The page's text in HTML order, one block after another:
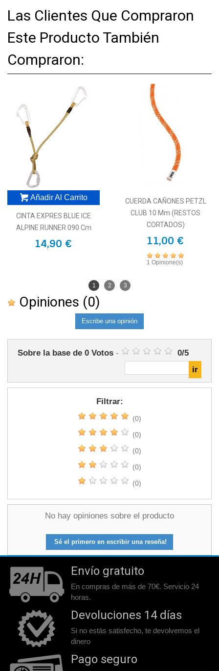
Las Clientes Que Compraron
Este Producto También
Compraron:
Añadir Al Carrito
CINTA EXPRES BLUE ICE
ALPINE RUNNER 090 Cm
14,90 €
CUERDA CAÑONES PETZL
CLUB 10 Mm (RESTOS
CORTADOS)
11,00 €
1 Opinione(s)
1 2 3
Opiniones (0)
Escribe una opinión
Sobre la base de 0 Votos - 0/5
Filtrar:
(0)
(0)
(0)
(0)
(0)
No hay opiniones sobre el producto
Sé el primero en escribir una reseña!
Envío gratuito
En compras de más de 70€. Servicio 24
horas.
Devoluciones 14 días
Si no estás satisfecho, te devolvemos el
dinero
Pago seguro